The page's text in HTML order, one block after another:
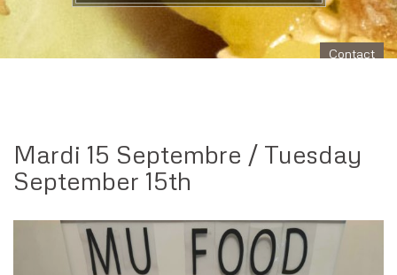
Contact
Mardi 15 Septembre / Tuesday
September 15th